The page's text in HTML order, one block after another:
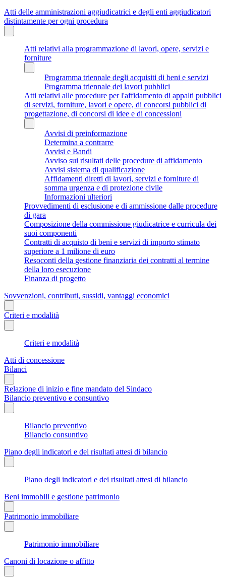
Atti delle amministrazioni aggiudicatrici e degli enti aggiudicatori
distintamente per ogni procedura
Atti relativi alla programmazione di lavori, opere, servizi e
forniture
Programma triennale degli acquisiti di beni e servizi
Programma triennale dei lavori pubblici
Atti relativi alle procedure per l'affidamento di appalti pubblici
di servizi, forniture, lavori e opere, di concorsi pubblici di
progettazione, di concorsi di idee e di concessioni
Avvisi di preinformazione
Determina a contrarre
Avvisi e Bandi
Avviso sui risultati delle procedure di affidamento
Avvisi sistema di qualificazione
Affidamenti diretti di lavori, servizi e forniture di
somma urgenza e di protezione civile
Informazioni ulteriori
Provvedimenti di esclusione e di ammissione dalle procedure
di gara
Composizione della commissione giudicatrice e curricula dei
suoi componenti
Contratti di acquisto di beni e servizi di importo stimato
superiore a 1 milione di euro
Resoconti della gestione finanziaria dei contratti al termine
della loro esecuzione
Finanza di progetto
Sovvenzioni, contributi, sussidi, vantaggi economici
Criteri e modalità
Criteri e modalità
Atti di concessione
Bilanci
Relazione di inizio e fine mandato del Sindaco
Bilancio preventivo e consuntivo
Bilancio preventivo
Bilancio consuntivo
Piano degli indicatori e dei risultati attesi di bilancio
Piano degli indicatori e dei risultati attesi di bilancio
Beni immobili e gestione patrimonio
Patrimonio immobiliare
Patrimonio immobiliare
Canoni di locazione o affitto